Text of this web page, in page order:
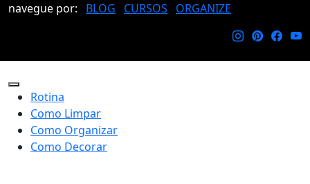
navegue por: BLOG CURSOS ORGANIZE
Rotina
Como Limpar
Como Organizar
Como Decorar